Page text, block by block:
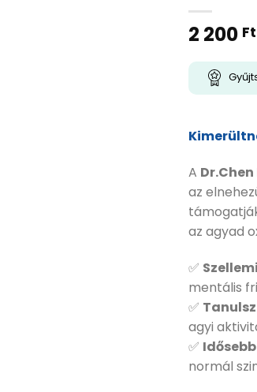
2 200 Ft
A
az
az agyad
✅
mentális
✅
agyi
✅
normál